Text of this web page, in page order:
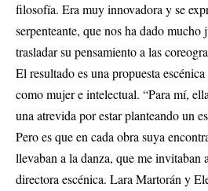
filosofía. Era muy innovadora y se
serpenteante, que nos ha dado mucho
trasladar su pensamiento a las
El resultado es una propuesta
como mujer e intelectual. “Para mí,
una atrevida por estar planteando un
Pero es que en cada obra suya
llevaban a la danza, que me invitaban
directora escénica. Lara Martorán y